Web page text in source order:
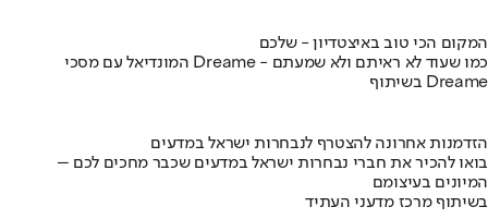
המקום הכי טוב באיצטדיון - שלכם
המונדיאל עם מסכי Dreame - כמו שעוד לא ראיתם ולא שמעתם
בשיתוף Dreame
הזדמנות אחרונה להצטרף לנבחרות ישראל במדעים
בואו להכיר את חברי נבחרות ישראל במדעים שכבר מחכים לכם –
המיונים בעיצומם
בשיתוף מרכז מדעני העתיד